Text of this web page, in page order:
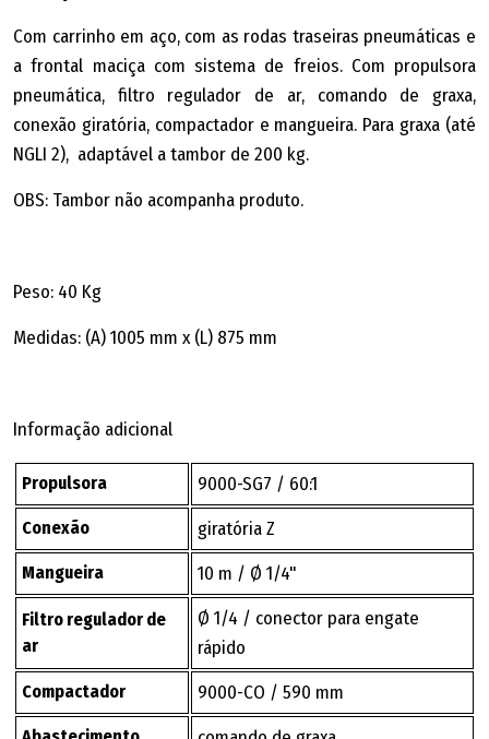
Com carrinho em aço, com as rodas traseiras pneumáticas e
a frontal maciça com sistema de freios. Com propulsora
pneumática, filtro regulador de ar, comando de graxa,
conexão giratória, compactador e mangueira. Para graxa (até
NGLI 2), adaptável a tambor de 200 kg.
OBS: Tambor não acompanha produto.
Peso: 40 Kg
Medidas: (A) 1005 mm x (L) 875 mm
Informação adicional
Propulsora 9000-SG7 / 60:1
Conexão giratória Z
Mangueira 10 m / Ø 1/4"
Filtro regulador de
ar
Ø 1/4 / conector para engate
rápido
Compactador 9000-CO / 590 mm